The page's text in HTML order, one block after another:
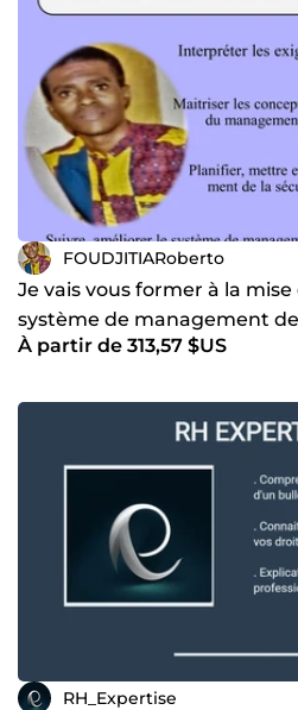
FOUDJITIARoberto
Je vais vous former à la
système de management
denrées alimentaires
À partir de 313,57 $US
RH_Expertise